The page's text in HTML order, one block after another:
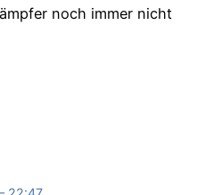
noch immer nicht